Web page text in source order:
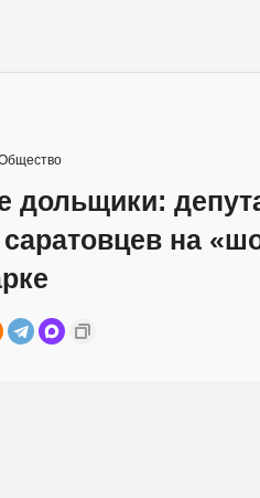
дольщики:
саратовцев на